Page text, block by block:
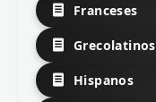
Franceses
Grecolatinos
Hispanos